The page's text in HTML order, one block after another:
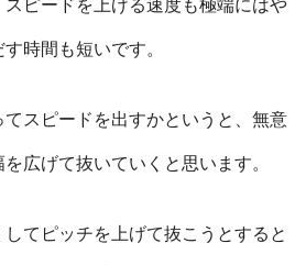
ピードを上げる速度も極端にはや
時間も短いです。
スピードを出すかというと、無意
広げて抜いていくと思います。
てピッチを上げて抜こうとすると